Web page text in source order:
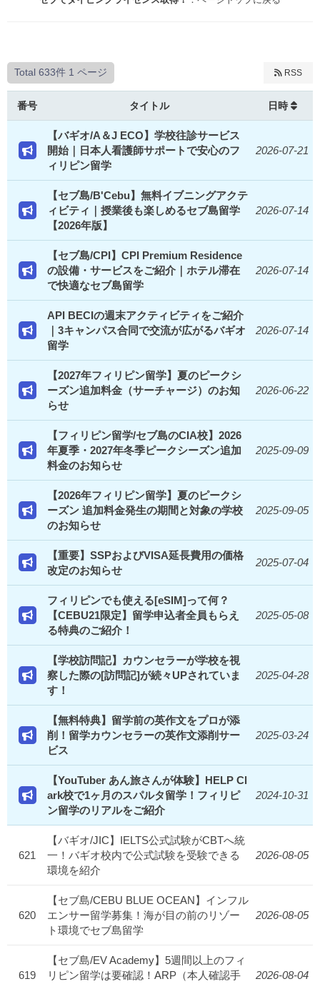
Total 633件 1 ページ RSS
番号 タイトル 日時
【バギオ/A＆J ECO】学校往診サービス
開始｜日本人看護師サポートで安心のフ
ィリピン留学
2026-07-21
【セブ島/B'Cebu】無料イブニングアクテ
ィビティ｜授業後も楽しめるセブ島留学
【2026年版】
2026-07-14
【セブ島/CPI】CPI Premium Residence
の設備・サービスをご紹介｜ホテル滞在
で快適なセブ島留学
2026-07-14
API BECIの週末アクティビティをご紹介
｜3キャンパス合同で交流が広がるバギオ
留学
2026-07-14
【2027年フィリピン留学】夏のピークシ
ーズン追加料金（サーチャージ）のお知
らせ
2026-06-22
【フィリピン留学/セブ島のCIA校】2026
年夏季・2027年冬季ピークシーズン追加
料金のお知らせ
2025-09-09
【2026年フィリピン留学】夏のピークシ
ーズン 追加料金発生の期間と対象の学校
のお知らせ
2025-09-05
【重要】SSPおよびVISA延長費用の価格
改定のお知らせ
2025-07-04
フィリピンでも使える[eSIM]って何？
【CEBU21限定】留学申込者全員もらえ
る特典のご紹介！
2025-05-08
【学校訪問記】カウンセラーが学校を視
察した際の[訪問記]が続々UPされていま
す！
2025-04-28
【無料特典】留学前の英作文をプロが添
削！留学カウンセラーの英作文添削サー
ビス
2025-03-24
【YouTuber あん旅さんが体験】HELP Cl
ark校で1ヶ月のスパルタ留学！フィリピ
ン留学のリアルをご紹介
2024-10-31
621
【バギオ/JIC】IELTS公式試験がCBTへ統
一！バギオ校内で公式試験を受験できる
環境を紹介
2026-08-05
620
【セブ島/CEBU BLUE OCEAN】インフル
エンサー留学募集！海が目の前のリゾー
ト環境でセブ島留学
2026-08-05
619
【セブ島/EV Academy】5週間以上のフィ
リピン留学は要確認！ARP（本人確認手
2026-08-04